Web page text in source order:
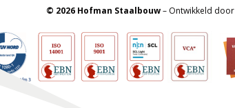
© 2026 Hofman Staalbouw– Ontwikkeld door